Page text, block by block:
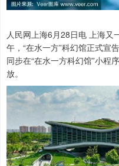
人民网上海6月28日电 上海又
午，“在水一方”科幻馆正式宣
同步在“在水一方科幻馆”小程
放。